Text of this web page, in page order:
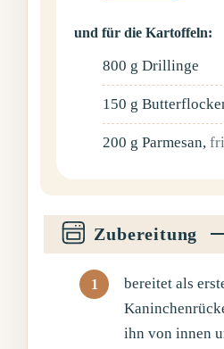
und für die Kartoffeln:
800 g Drillinge
150 g
200 g Parmesan,
Zubereitung
bereitet als
ihn von innen